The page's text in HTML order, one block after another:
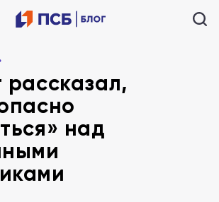
рассказал,
над